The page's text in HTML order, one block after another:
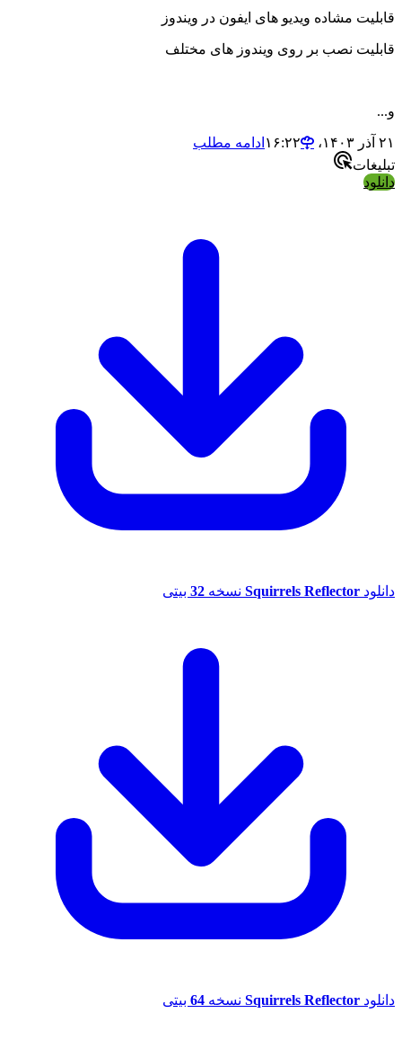
مشاده ویدیو های ایفون در ویندوز
نصب بر روی ویندوز های مختلف
ادامه مطلب
Squirrels Reflectorنسخه32بیتی
Squirrels Reflectorنسخه64بیتی